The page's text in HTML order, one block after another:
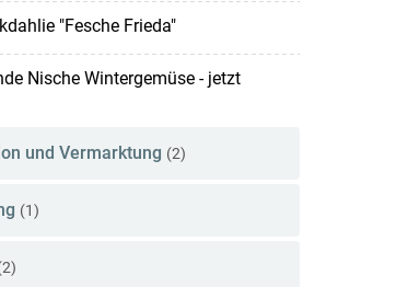
"Fesche Frieda"
Nische Wintergemüse - jetzt
und Vermarktung (2)
(1)